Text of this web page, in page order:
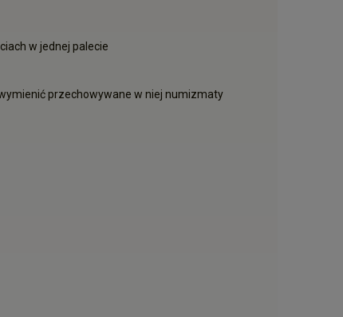
w jednej palecie
przechowywane w niej numizmaty